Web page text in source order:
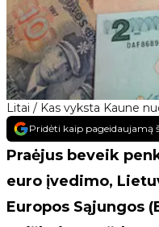
Litai / Kas vyksta Kaune
Pridėti kaip pageidaujamą
Praėjus beveik
euro įvedimo,
Europos Sąjungos